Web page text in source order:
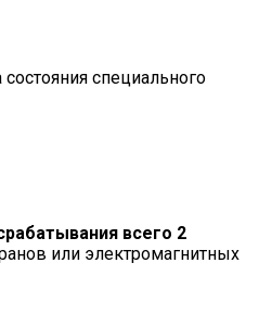
специального
всего 2
или электромагнитных